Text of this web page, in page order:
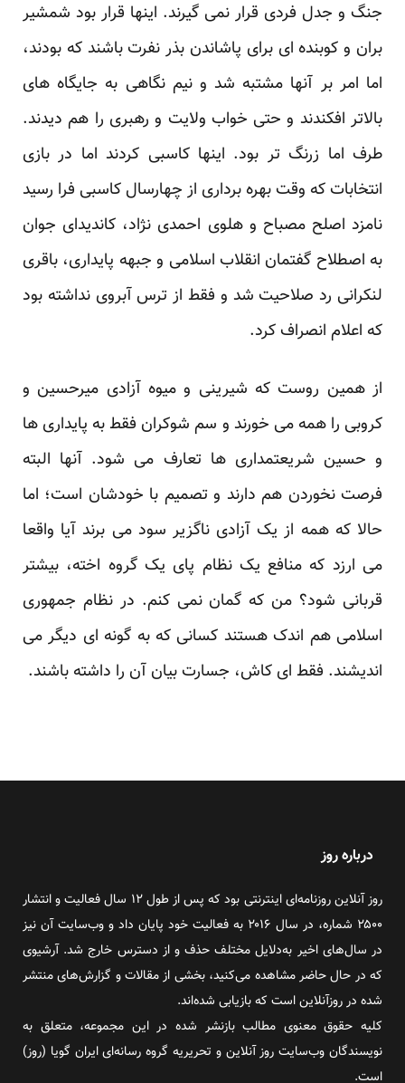
جنگ و جدل فردی قرار نمی گیرند. اینها قرار بود شمشیر
بران و کوبنده ای برای پاشاندن بذر نفرت باشند که بودند،
اما امر بر آنها مشتبه شد و نیم نگاهی به جایگاه های
بالاتر افکندند و حتی خواب ولایت و رهبری را هم دیدند.
طرف اما زرنگ تر بود. اینها کاسبی کردند اما در بازی
انتخابات که وقت بهره برداری از چهارسال کاسبی فرا رسید
نامزد اصلح مصباح و هلوی احمدی نژاد، کاندیدای جوان
به اصطلاح گفتمان انقلاب اسلامی و جبهه پایداری، باقری
لنکرانی رد صلاحیت شد و فقط از ترس آبروی نداشته بود
که اعلام انصراف کرد.
از همین روست که شیرینی و میوه آزادی میرحسین و
کروبی را همه می خورند و سم شوکران فقط به پایداری ها
و حسین شریعتمداری ها تعارف می شود. آنها البته
فرصت نخوردن هم دارند و تصمیم با خودشان است؛ اما
حالا که همه از یک آزادی ناگزیر سود می برند آیا واقعا
می ارزد که منافع یک نظام پای یک گروه اخته، بیشتر
قربانی شود؟ من که گمان نمی کنم. در نظام جمهوری
اسلامی هم اندک هستند کسانی که به گونه ای دیگر می
اندیشند. فقط ای کاش، جسارت بیان آن را داشته باشند.
درباره روز
روز آنلاین روزنامه‌ای اینترنتی بود که پس از طول ۱۲ سال فعالیت و انتشار
۲۵۰۰ شماره، در سال ۲۰۱۶ به فعالیت خود پایان داد و وب‌سایت آن نیز
در سال‌های اخیر به‌دلایل مختلف حذف و از دسترس خارج شد. آرشیوی
که در حال حاضر مشاهده می‌کنید، بخشی از مقالات و گزارش‌های منتشر
شده در روزآنلاین است که بازیابی شده‌اند.
کلیه حقوق معنوی مطالب بازنشر شده در این مجموعه، متعلق به
نویسندگان وب‌سایت روز آنلاین و تحریریه گروه رسانه‌ای ایران گویا (روز)
است.